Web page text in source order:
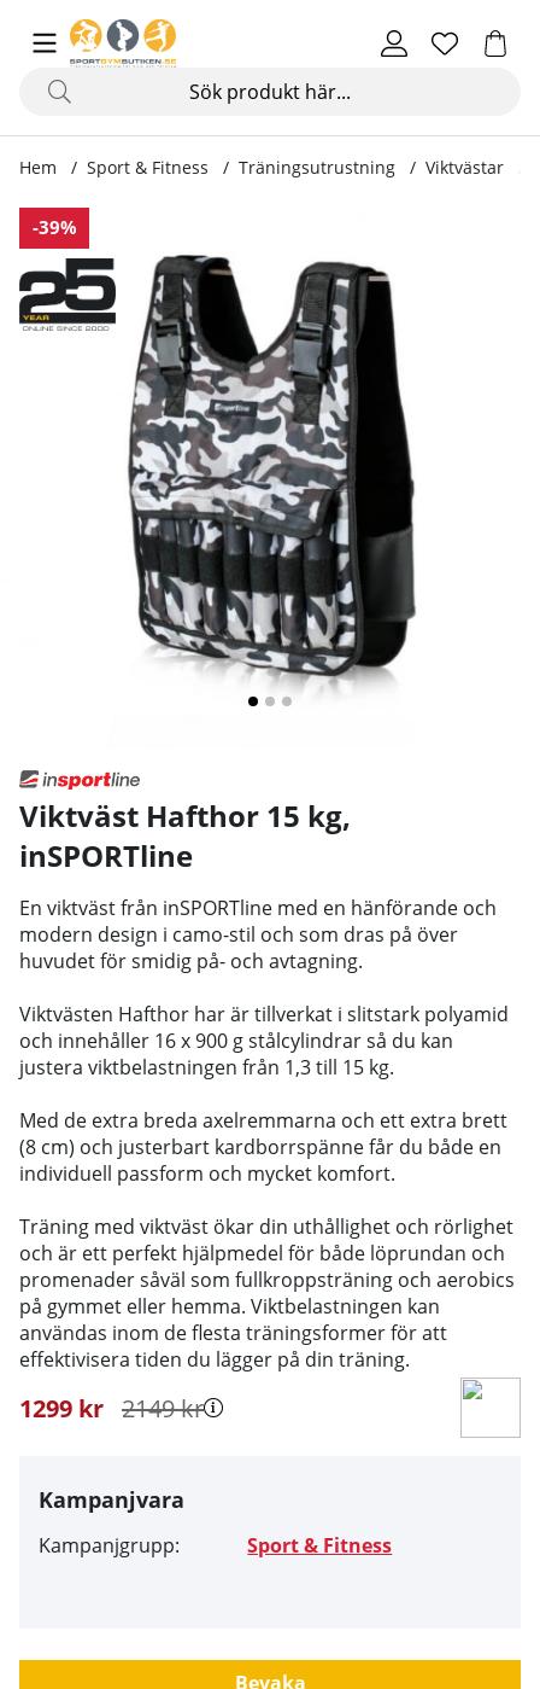
Hem Sport & Fitness Träningsutrustning Viktvästar
-39%
Produktbilder Viktväst Hafthor 15 kg
Viktväst Hafthor 15 kg,
inSPORTline
En viktväst från inSPORTline med en hänförande och
modern design i camo-stil och som dras på över
huvudet för smidig på- och avtagning.
Viktvästen Hafthor har är tillverkat i slitstark polyamid
och innehåller 16 x 900 g stålcylindrar så du kan
justera viktbelastningen från 1,3 till 15 kg.
Med de extra breda axelremmarna och ett extra brett
(8 cm) och justerbart kardborrspänne får du både en
individuell passform och mycket komfort.
Träning med viktväst ökar din uthållighet och rörlighet
och är ett perfekt hjälpmedel för både löprundan och
promenader såväl som fullkroppsträning och aerobics
på gymmet eller hemma. Viktbelastningen kan
användas inom de flesta träningsformer för att
effektivisera tiden du lägger på din träning.
2149kr
1299 kr
Kampanjvara
Kampanjgrupp: Sport & Fitness
Bevaka